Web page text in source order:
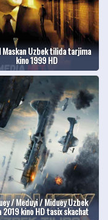
Maskan Uzbek tilida tarjima
kino 1999 HD
/ Meduyi / Miduey Uzbek
kino HD tasix skachat